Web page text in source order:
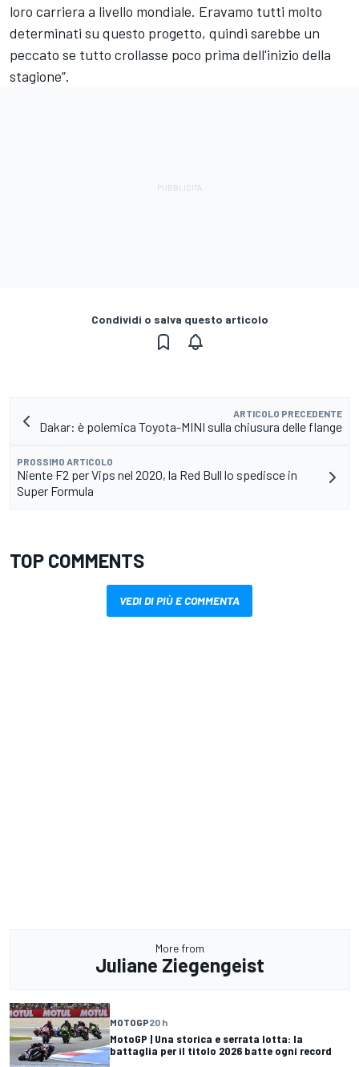
loro carriera a livello mondiale. Eravamo tutti molto
determinati su questo progetto, quindi sarebbe un
peccato se tutto crollasse poco prima dell'inizio della
stagione”.
Condividi o salva questo articolo
ARTICOLO PRECEDENTE
Dakar: è polemica Toyota-MINI sulla chiusura delle flange
PROSSIMO ARTICOLO
Niente F2 per Vips nel 2020, la Red Bull lo spedisce in
Super Formula
TOP COMMENTS
VEDI DI PIÙ E COMMENTA
More from
Juliane Ziegengeist
MOTOGP20 h
MotoGP | Una storica e serrata lotta: la
battaglia per il titolo 2026 batte ogni record